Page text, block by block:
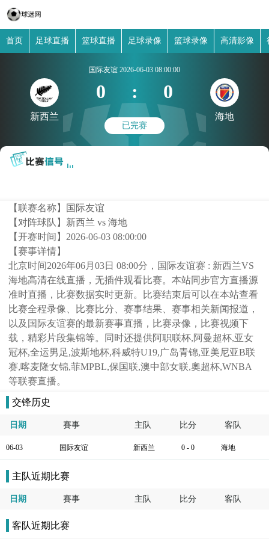
首页 足球直播 篮球直播 足球录像 篮球录像 高清影像
新西兰
国际友谊 2026-06-03 08:00:00
0 : 0
已完赛
海地
【联赛名称】 国际友谊
【对阵球队】 新西兰 vs 海地
【开赛时间】 2026-06-03 08:00:00
【赛事详情】
北京时间2026年06月03日 08:00分，国际友谊赛 : 新西兰VS
海地高清在线直播，无插件观看比赛。本站同步官方直播源
准时直播，比赛数据实时更新。比赛结束后可以在本站查看
比赛全程录像、比赛比分、赛事结果、赛事相关新闻报道，
以及国际友谊赛的最新赛事直播，比赛录像，比赛视频下
载，精彩片段集锦等。同时还提供阿职联杯,阿曼超杯,亚女
冠杯,全运男足,波斯地杯,科威特U19,广岛青锦,亚美尼亚B联
赛,喀麦隆女锦,菲MPBL,保国联,澳中部女联,奧超杯,WNBA
等联赛直播。
交锋历史
日期 賽事 主队 比分 客队
06-03 国际友谊 新西兰 0 - 0 海地
主队近期比赛
日期 賽事 主队 比分 客队
客队近期比赛